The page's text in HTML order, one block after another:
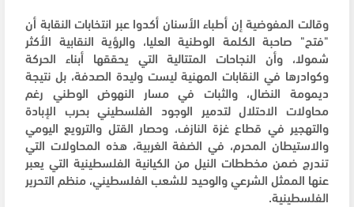
وقالت المفوضية إن أطباء الأسنان أكدوا عبر انتخابات النقابة أن
"فتح" صاحبة الكلمة الوطنية العليا، والرؤية النقابية الأكثر
شمولا، وأن النجاحات المتتالية التي يحققها أبناء الحركة
وكوادرها في النقابات المهنية ليست وليدة الصدفة، بل نتيجة
ديمومة النضال، والثبات في مسار النهوض الوطني رغم
محاولات الاحتلال لتدمير الوجود الفلسطيني بحرب الإبادة
والتهجير في قطاع غزة النازف، وحصار القتل والترويع اليومي
والاستيطان المحرم، في الضفة الغربية، هذه المحاولات التي
تندرج ضمن مخططات النيل من الكيانية الفلسطينية التي يعبر
عنها الممثل الشرعي والوحيد للشعب الفلسطيني، منظم التحرير
الفلسطينية.